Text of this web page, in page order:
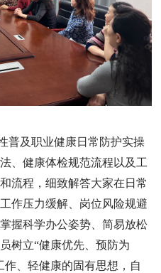
普及职业健康日常防护实操
、健康体检规范流程以及工
流程，细致解答大家在日常
作压力缓解、岗位风险规避
握科学办公姿势、简易放松
树立“健康优先、预防为
作、轻健康的固有思想，自